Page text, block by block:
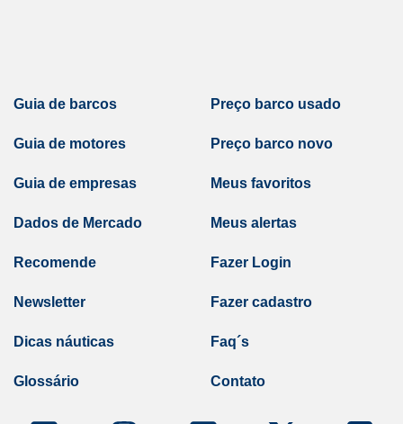
Guia de barcos
Guia de motores
Guia de empresas
Dados de Mercado
Preço barco usado
Preço barco novo
Meus favoritos
Meus alertas
Recomende
Newsletter
Dicas náuticas
Glossário
Fazer Login
Fazer cadastro
Faq´s
Contato